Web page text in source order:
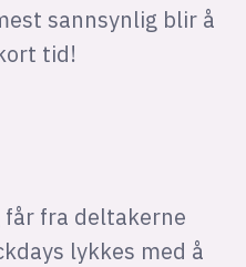
sannsynlig blir å
tid!
fra deltakerne
lykkes med å